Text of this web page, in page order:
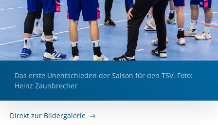
Das erste Unentschieden der Saison für den TSV. Foto:
Heinz Zaunbrecher
Direkt zur Bildergalerie